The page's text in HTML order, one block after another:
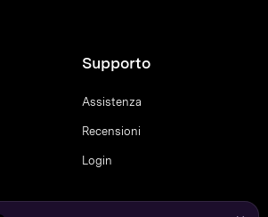
Supporto
Assistenza
Recensioni
Login